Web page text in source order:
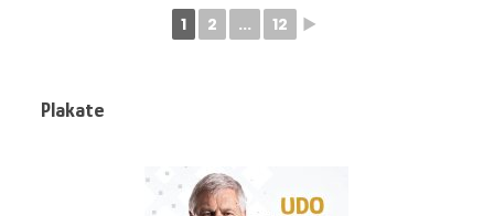
1 2 ... 12 ►
Plakate